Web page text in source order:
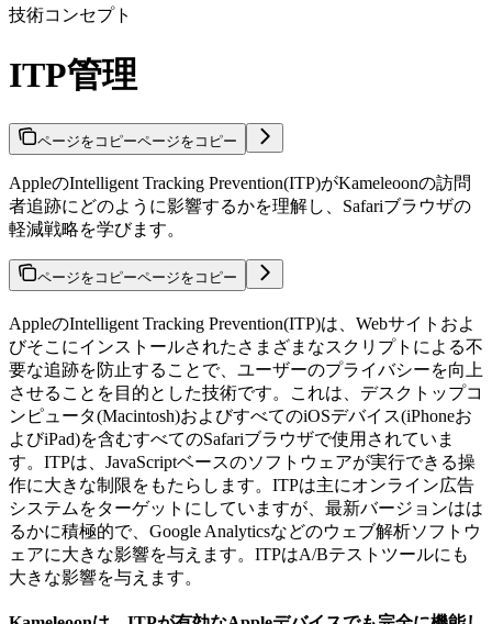
技術コンセプト
ITP管理
ページをコピーページをコピー
AppleのIntelligent Tracking Prevention(ITP)がKameleoonの訪問
者追跡にどのように影響するかを理解し、Safariブラウザの
軽減戦略を学びます。
ページをコピーページをコピー
AppleのIntelligent Tracking Prevention(ITP)は、Webサイトおよ
びそこにインストールされたさまざまなスクリプトによる不
要な追跡を防止することで、ユーザーのプライバシーを向上
させることを目的とした技術です。これは、デスクトップコ
ンピュータ(Macintosh)およびすべてのiOSデバイス(iPhoneお
よびiPad)を含むすべてのSafariブラウザで使用されていま
す。ITPは、JavaScriptベースのソフトウェアが実行できる操
作に大きな制限をもたらします。ITPは主にオンライン広告
システムをターゲットにしていますが、最新バージョンはは
るかに積極的で、Google Analyticsなどのウェブ解析ソフトウ
ェアに大きな影響を与えます。ITPはA/Bテストツールにも
大きな影響を与えます。